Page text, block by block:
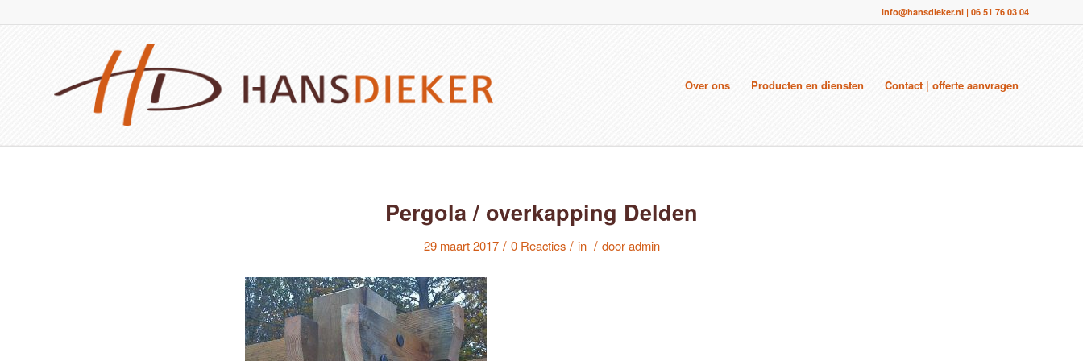
info@hansdieker.nl | 06 51 76 03 04
Over ons Producten en diensten Contact | offerte aanvragen
Pergola / overkapping Delden
29 maart 2017 / 0 Reacties / in / dooradmin